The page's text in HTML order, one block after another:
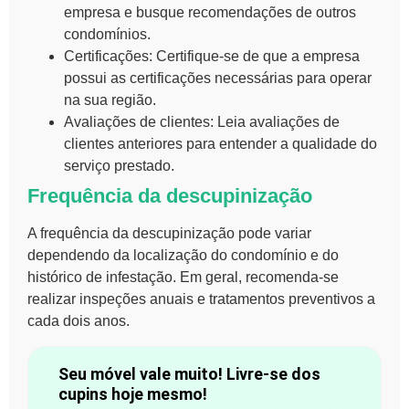
empresa e busque recomendações de outros
condomínios.
Certificações: Certifique-se de que a empresa
possui as certificações necessárias para operar
na sua região.
Avaliações de clientes: Leia avaliações de
clientes anteriores para entender a qualidade do
serviço prestado.
Frequência da descupinização
A frequência da descupinização pode variar
dependendo da localização do condomínio e do
histórico de infestação. Em geral, recomenda-se
realizar inspeções anuais e tratamentos preventivos a
cada dois anos.
Seu móvel vale muito! Livre-se dos
cupins hoje mesmo!